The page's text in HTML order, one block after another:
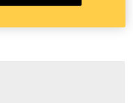
i landet och e-handel